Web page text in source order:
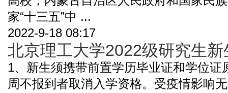
家“十三五”中 ...
2022-9-18 08:17
北京理工大学2022级研究生
1、新生须携带前置学历毕业证和学位
周不报到者取消入学资格。受疫情影响